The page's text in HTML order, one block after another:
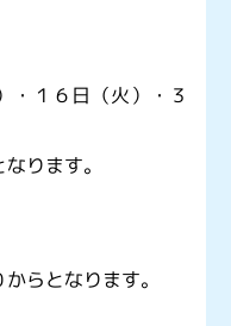
１６日（火）・３
ります。
らとなります。